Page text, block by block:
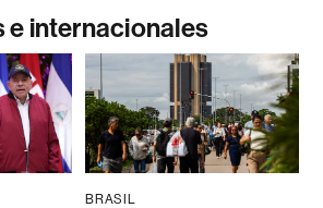
e internacionales
BRASIL